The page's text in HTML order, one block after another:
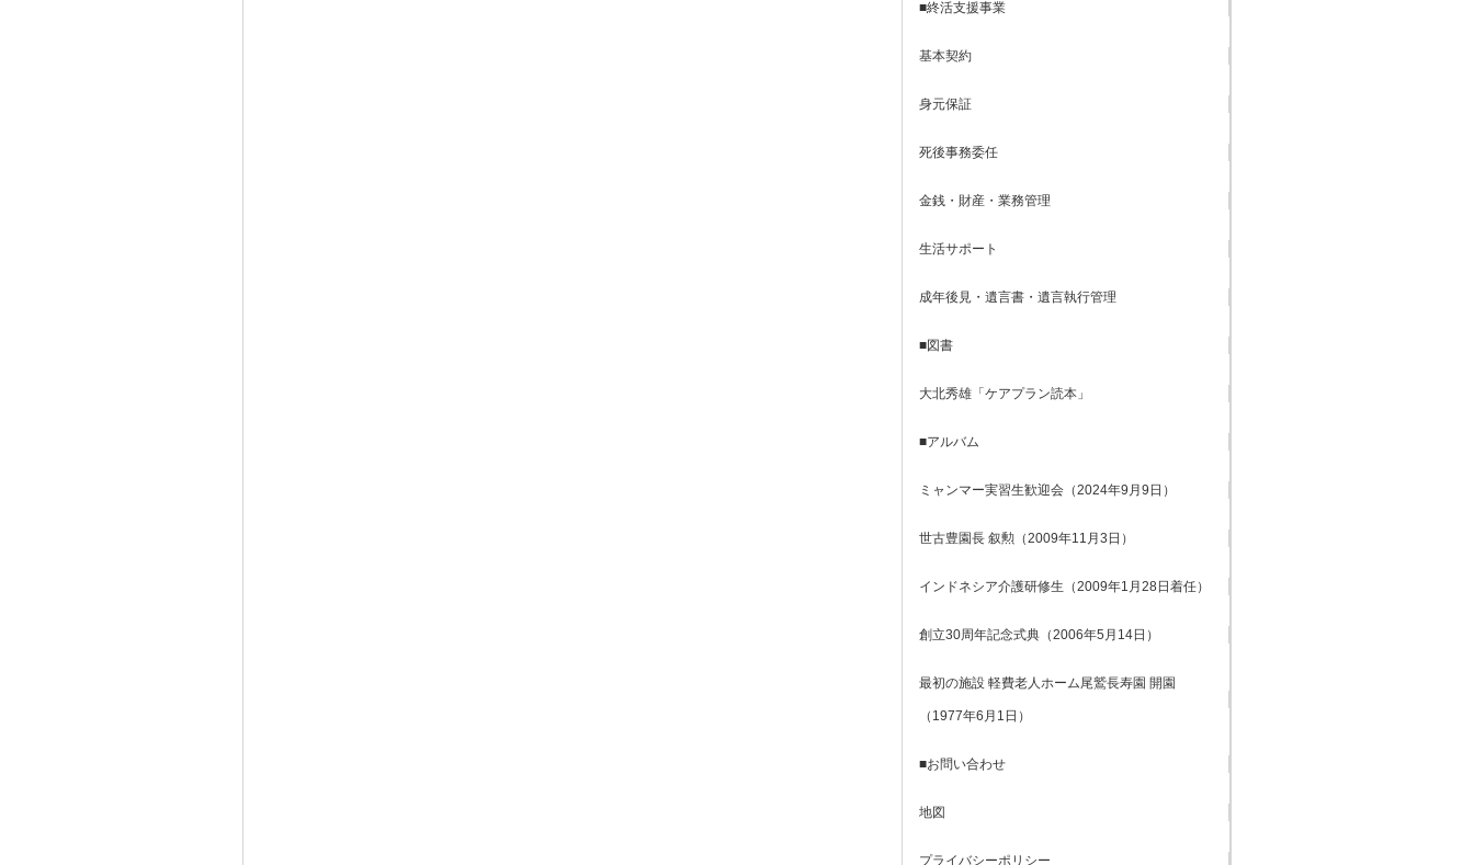
■終活支援事業
基本契約
身元保証
死後事務委任
金銭・財産・業務管理
生活サポート
成年後見・遺言書・遺言執行管理
■図書
大北秀雄「ケアプラン読本」
■アルバム
ミャンマー実習生歓迎会（2024年9月9日）
世古豊園長 叙勲（2009年11月3日）
インドネシア介護研修生（2009年1月28日着任）
創立30周年記念式典（2006年5月14日）
最初の施設 軽費老人ホーム尾鷲長寿園 開園
（1977年6月1日）
■お問い合わせ
地図
プライバシーポリシー